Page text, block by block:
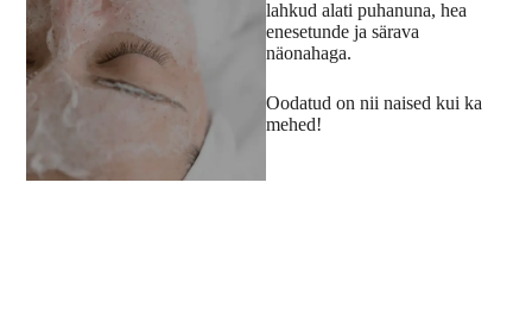
lahkud alati puhanuna, hea
enesetunde ja särava
näonahaga.
Oodatud on nii naised kui ka
mehed!